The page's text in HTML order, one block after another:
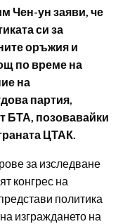
Чен-ун заяви, че
си за
оръжия и
по време на
на
партия,
БТА, позовавайки
ЦТАК.
за изследване
конгрес на
политика
изграждането на